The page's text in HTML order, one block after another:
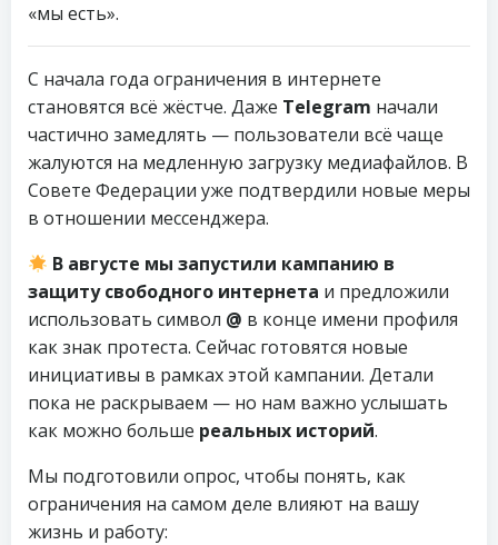
«мы есть».
С начала года ограничения в интернете
становятся всё жёстче. Даже Telegram начали
частично замедлять — пользователи всё чаще
жалуются на медленную загрузку медиафайлов. В
Совете Федерации уже подтвердили новые меры
в отношении мессенджера.
В августе мы запустили кампанию в
защиту свободного интернета и предложили
использовать символ @ в конце имени профиля
как знак протеста. Сейчас готовятся новые
инициативы в рамках этой кампании. Детали
пока не раскрываем — но нам важно услышать
как можно больше реальных историй.
Мы подготовили опрос, чтобы понять, как
ограничения на самом деле влияют на вашу
жизнь и работу: